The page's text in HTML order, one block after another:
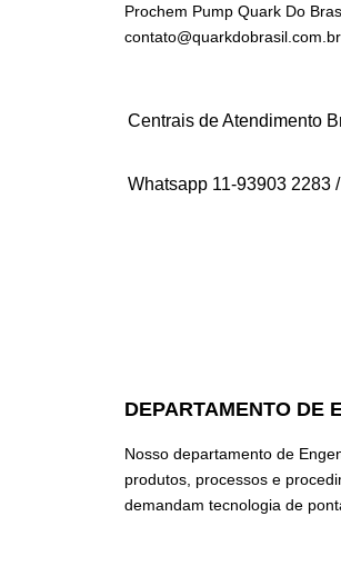
Prochem Pump Quark Do
contato@quarkdobrasil.com.br
Centrais de Atendimento
Whatsapp 11-93903 2283
DEPARTAMENTO DE
Nosso departamento de
produtos, processos e
demandam tecnologia de